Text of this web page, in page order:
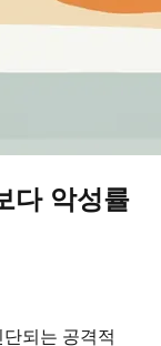
다 악성률
되는 공격적